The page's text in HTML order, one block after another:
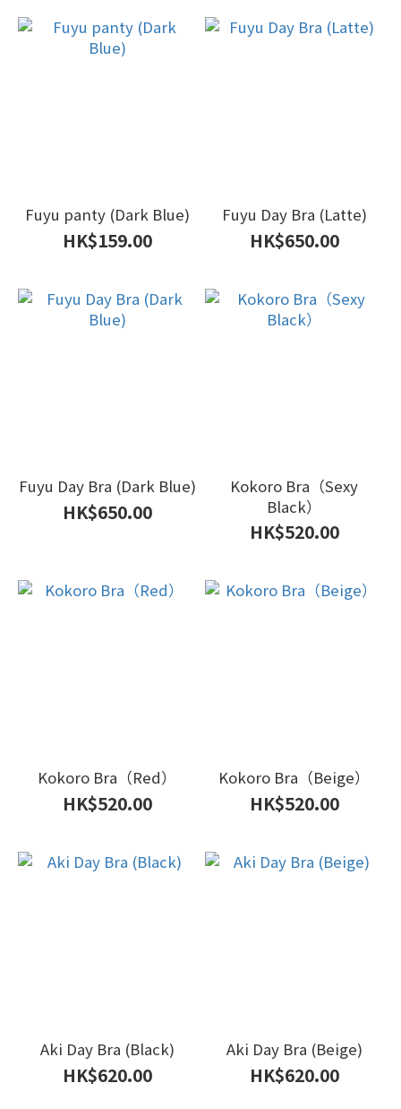
Fuyu panty (Dark Blue)
HK$159.00
Fuyu Day Bra (Latte)
HK$650.00
Fuyu Day Bra (Dark Blue)
HK$650.00
Kokoro Bra（Sexy
Black）
HK$520.00
Kokoro Bra（Red）
HK$520.00
Kokoro Bra（Beige）
HK$520.00
Aki Day Bra (Black)
HK$620.00
Aki Day Bra (Beige)
HK$620.00